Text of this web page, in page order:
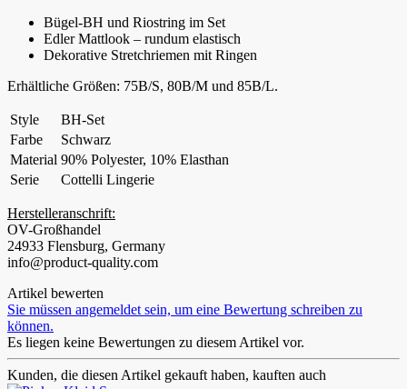
Bügel-BH und Riostring im Set
Edler Mattlook – rundum elastisch
Dekorative Stretchriemen mit Ringen
Erhältliche Größen: 75B/S, 80B/M und 85B/L.
Style
BH-Set
Farbe
Schwarz
Material 90% Polyester, 10% Elasthan
Serie
Cottelli Lingerie
Herstelleranschrift:
OV-Großhandel
24933 Flensburg, Germany
info@product-quality.com
Artikel bewerten
Sie müssen angemeldet sein, um eine Bewertung schreiben zu
können.
Es liegen keine Bewertungen zu diesem Artikel vor.
Kunden, die diesen Artikel gekauft haben, kauften auch